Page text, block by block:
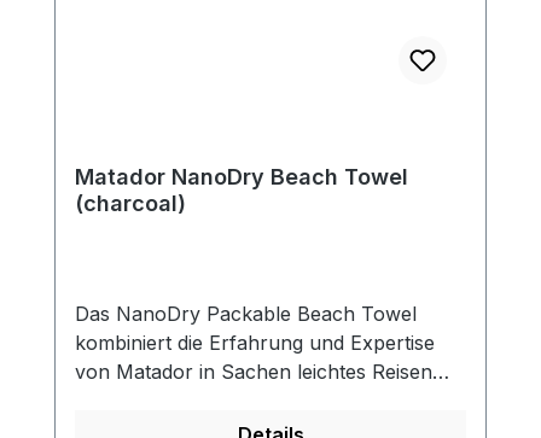
Matador NanoDry Beach Towel
(charcoal)
Das NanoDry Packable Beach Towel
kombiniert die Erfahrung und Expertise
von Matador in Sachen leichtes Reisen
kompakte Lösung, um ein Strandtuch